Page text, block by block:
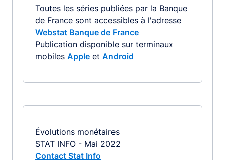
Toutes les séries publiées par la Banque
de France sont accessibles à l'adresse
Webstat Banque de France
Publication disponible sur terminaux
mobiles Apple et Android
Évolutions monétaires
STAT INFO - Mai 2022
Contact Stat Info